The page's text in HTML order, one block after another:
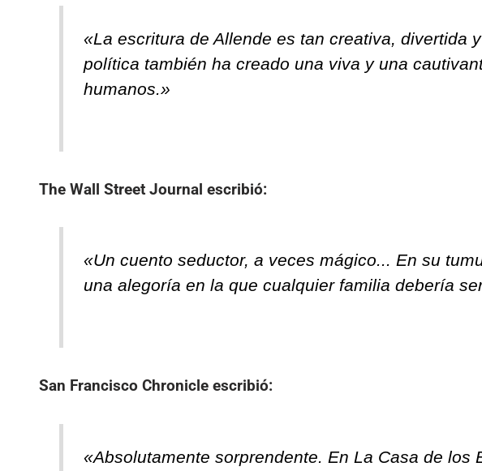
«La escritura de Allende es tan creativa, divertida
política también ha creado una viva y una
humanos.»
The Wall Street Journal escribió:
«Un cuento seductor, a veces mágico... En su
una alegoría en la que cualquier familia debería
San Francisco Chronicle escribió:
«Absolutamente sorprendente. En La Casa de